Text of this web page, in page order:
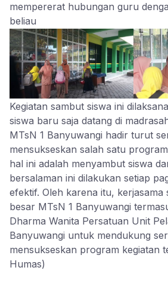
mempererat hubungan guru
beliau
Kegiatan sambut siswa ini
siswa baru saja datang di
MTsN 1 Banyuwangi hadir turut
mensukseskan salah satu
hal ini adalah menyambut siswa
bersalaman ini dilakukan setiap
efektif. Oleh karena itu, kerjasama
besar MTsN 1 Banyuwangi
Dharma Wanita Persatuan Unit
Banyuwangi untuk mendukung
mensukseskan program kegiatan
Humas)